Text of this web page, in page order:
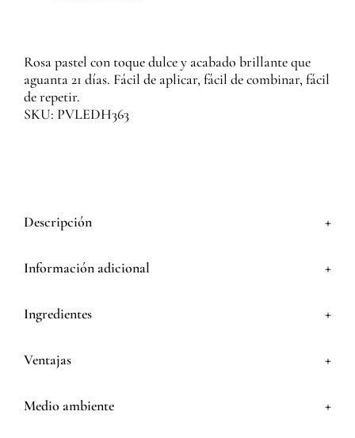
Rosa pastel con toque dulce y acabado brillante que
aguanta 21 días. Fácil de aplicar, fácil de combinar, fácil
de repetir.
SKU: PVLEDH363
Descripción +
Información adicional +
Ingredientes +
Ventajas +
Medio ambiente +